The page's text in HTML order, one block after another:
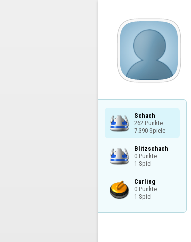
Schach
262 Punkte
7.390 Spiele
Blitzschach
0 Punkte
1 Spiel
Curling
0 Punkte
1 Spiel